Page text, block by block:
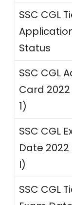
SSC CGL
Status
SSC CGL
Card
1)
SSC CGL
Date
I)
SSC CGL